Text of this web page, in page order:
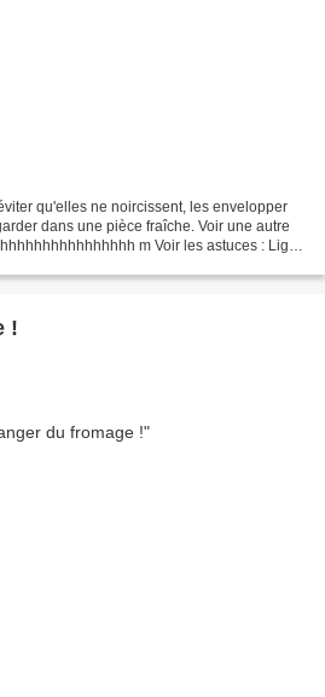
qu'elles ne noircissent, les envelopper
dans une pièce fraîche. Voir une autre
m Voir les astuces : Light
!